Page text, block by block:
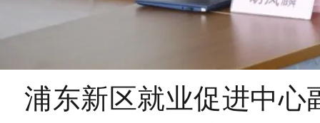
浦东新区就业促进中心